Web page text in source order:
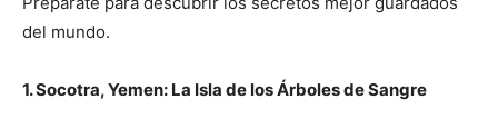
del mundo.
1. Socotra, Yemen: La Isla de los Árboles de Sangre